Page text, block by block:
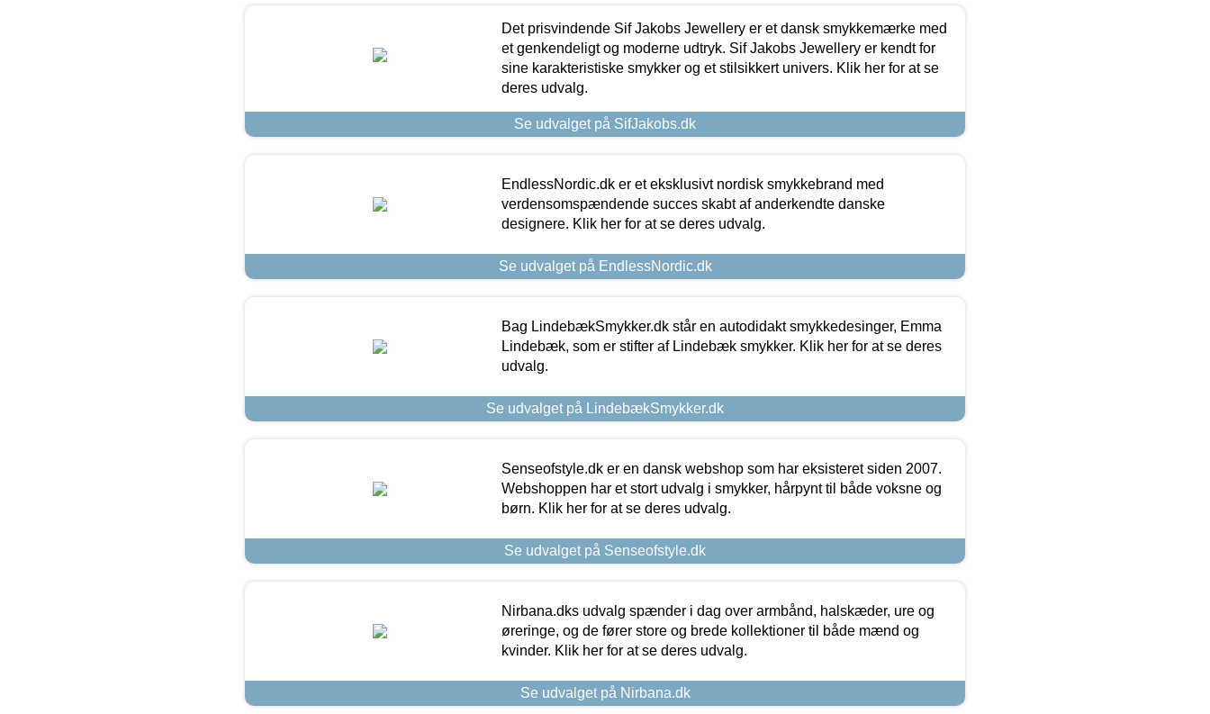
Det prisvindende Sif Jakobs Jewellery er et dansk smykkemærke med
et genkendeligt og moderne udtryk. Sif Jakobs Jewellery er kendt for
sine karakteristiske smykker og et stilsikkert univers. Klik her for at se
deres udvalg.
Se udvalget på SifJakobs.dk
EndlessNordic.dk er et eksklusivt nordisk smykkebrand med
verdensomspændende succes skabt af anderkendte danske
designere. Klik her for at se deres udvalg.
Se udvalget på EndlessNordic.dk
Bag LindebækSmykker.dk står en autodidakt smykkedesinger, Emma
Lindebæk, som er stifter af Lindebæk smykker. Klik her for at se deres
udvalg.
Se udvalget på LindebækSmykker.dk
Senseofstyle.dk er en dansk webshop som har eksisteret siden 2007.
Webshoppen har et stort udvalg i smykker, hårpynt til både voksne og
børn. Klik her for at se deres udvalg.
Se udvalget på Senseofstyle.dk
Nirbana.dks udvalg spænder i dag over armbånd, halskæder, ure og
øreringe, og de fører store og brede kollektioner til både mænd og
kvinder. Klik her for at se deres udvalg.
Se udvalget på Nirbana.dk